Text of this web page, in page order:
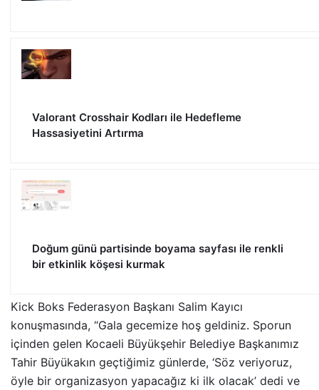
Valorant Crosshair Kodları ile Hedefleme
Hassasiyetini Artırma
Doğum günü partisinde boyama sayfası ile renkli
bir etkinlik köşesi kurmak
Kick Boks Federasyon Başkanı Salim Kayıcı
konuşmasında, “Gala gecemize hoş geldiniz. Sporun
içinden gelen Kocaeli Büyükşehir Belediye Başkanımız
Tahir Büyükakın geçtiğimiz günlerde, ‘Söz veriyoruz,
öyle bir organizasyon yapacağız ki ilk olacak’ dedi ve